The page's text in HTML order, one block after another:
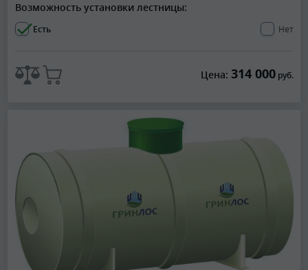
Возможность установки лестницы:
Есть Нет
Цена: 314 000руб.